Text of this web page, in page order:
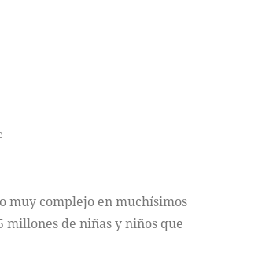
muy complejo en muchísimos
millones de niñas y niños que